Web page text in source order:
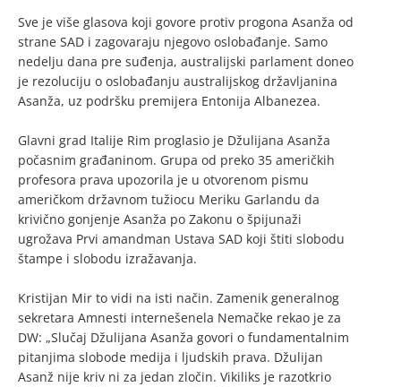
Sve je više glasova koji govore protiv progona Asanža od
strane SAD i zagovaraju njegovo oslobađanje. Samo
nedelju dana pre suđenja, australijski parlament doneo
je rezoluciju o oslobađanju australijskog državljanina
Asanža, uz podršku premijera Entonija Albanezea.
Glavni grad Italije Rim proglasio je Džulijana Asanža
počasnim građaninom. Grupa od preko 35 američkih
profesora prava upozorila je u otvorenom pismu
američkom državnom tužiocu Meriku Garlandu da
krivično gonjenje Asanža po Zakonu o špijunaži
ugrožava Prvi amandman Ustava SAD koji štiti slobodu
štampe i slobodu izražavanja.
Kristijan Mir to vidi na isti način. Zamenik generalnog
sekretara Amnesti internešenela Nemačke rekao je za
DW: „Slučaj Džulijana Asanža govori o fundamentalnim
pitanjima slobode medija i ljudskih prava. Džulijan
Asanž nije kriv ni za jedan zločin. Vikiliks je razotkrio